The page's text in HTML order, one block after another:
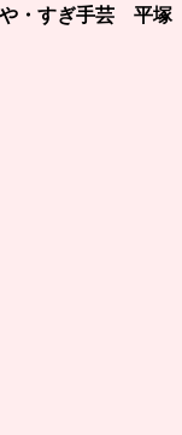
・すぎ手芸 平塚